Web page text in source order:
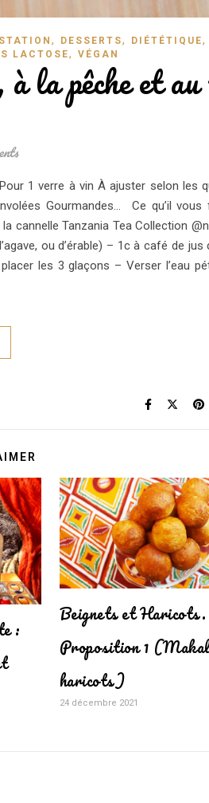
, DESSERTS, DIÉTÉTIQUE,
LACTOSE, VÉGAN
la pêche et au
1 verre à vin À ajuster selon les
Gourmandes… Ce qu’il
cannelle Tanzania Tea Collection
ou d’érable) – 1c à café de jus
les 3 glaçons – Verser l’eau
:
Beignets et Haricots.
Proposition 1
haricots)
24 décembre 2021